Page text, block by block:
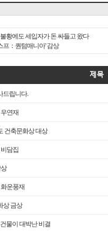
황에도 세입자가 돈 싸들고 왔다
프：퀀텀매니아' 감상
제목
드립니다.
연재
건축문화상 대상
담집
운풍재
상 금상
물이 대박난 비결